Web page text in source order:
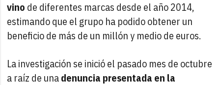
vino de diferentes marcas desde el año 2014,
estimando que el grupo ha podido obtener un
beneficio de más de un millón y medio de euros.
La investigación se inició el pasado mes de octubre
a raíz de unadenuncia presentada en la